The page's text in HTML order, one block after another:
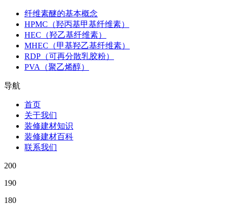
纤维素醚的基本概念
HPMC（羟丙基甲基纤维素）
HEC（羟乙基纤维素）
MHEC（甲基羟乙基纤维素）
RDP（可再分散乳胶粉）
PVA（聚乙烯醇）
导航
首页
关于我们
装修建材知识
装修建材百科
联系我们
200
190
180